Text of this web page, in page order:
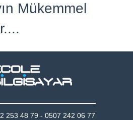
Mükemmel
253 48 79 - 0507 242 06 77